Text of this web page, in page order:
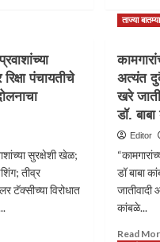
पंचायतीचे
सुरक्षेशी खेळ;
तीव्र
टॅक्सीच्या विरोधात
ताज्या बातम्या
अत्यंत
खरे
डॉ.
Editor
डॉ बाबा
जातीवादी
कांबळे...
Read